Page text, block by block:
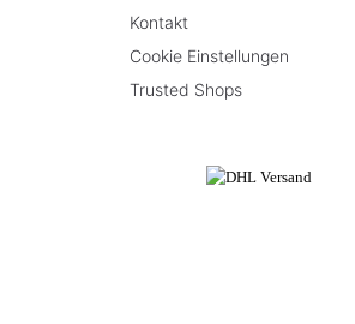
Kontakt
Cookie Einstellungen
Trusted Shops